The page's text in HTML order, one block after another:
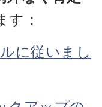
す：
に従いまし